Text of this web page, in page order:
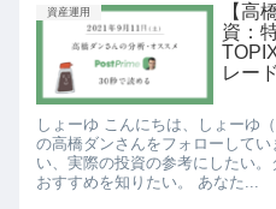
資産運用
【高
資：
レー
しょーゆ こんにちは、しょーゆ
の高橋ダンさんをフォローして
い、実際の投資の参考にしたい
おすすめを知りたい。 あなた...